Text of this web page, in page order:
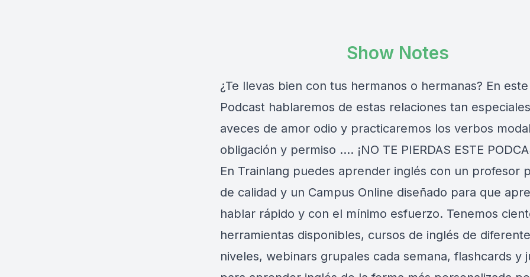
Show Notes
¿Te llevas bien con tus hermanos o hermanas? En este
Podcast hablaremos de estas relaciones tan
aveces de amor odio y practicaremos los verbos
obligación y permiso …. ¡NO TE PIERDAS ESTE
En Trainlang puedes aprender inglés con un profesor
de calidad y un Campus Online diseñado para que
hablar rápido y con el mínimo esfuerzo. Tenemos
herramientas disponibles, cursos de inglés de
niveles, webinars grupales cada semana, flashcards y